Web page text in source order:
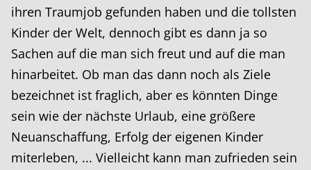
ihren Traumjob gefunden haben und die tollsten
Kinder der Welt, dennoch gibt es dann ja so
Sachen auf die man sich freut und auf die man
hinarbeitet. Ob man das dann noch als Ziele
bezeichnet ist fraglich, aber es könnten Dinge
sein wie der nächste Urlaub, eine größere
Neuanschaffung, Erfolg der eigenen Kinder
miterleben, ... Vielleicht kann man zufrieden sein